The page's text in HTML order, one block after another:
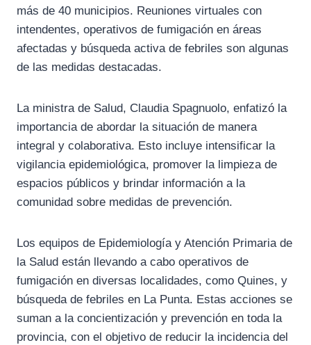
más de 40 municipios. Reuniones virtuales con
intendentes, operativos de fumigación en áreas
afectadas y búsqueda activa de febriles son algunas
de las medidas destacadas.
La ministra de Salud, Claudia Spagnuolo, enfatizó la
importancia de abordar la situación de manera
integral y colaborativa. Esto incluye intensificar la
vigilancia epidemiológica, promover la limpieza de
espacios públicos y brindar información a la
comunidad sobre medidas de prevención.
Los equipos de Epidemiología y Atención Primaria de
la Salud están llevando a cabo operativos de
fumigación en diversas localidades, como Quines, y
búsqueda de febriles en La Punta. Estas acciones se
suman a la concientización y prevención en toda la
provincia, con el objetivo de reducir la incidencia del